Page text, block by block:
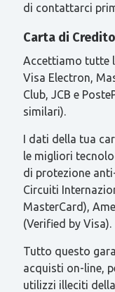
di contattarci
Carta di Credito
Accettiamo tutte
Visa Electron,
Club, JCB e
similari).
I dati della tua
le migliori
di protezione
Circuiti
MasterCard),
(Verified by Visa).
Tutto questo
acquisti on-line,
utilizzi illeciti